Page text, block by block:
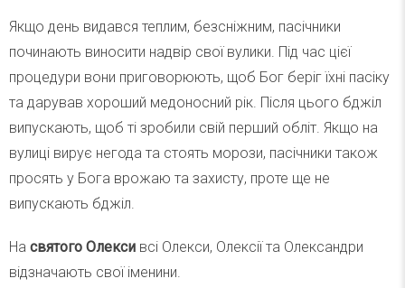
Якщо день видався теплим, безсніжним, пасічники
починають виносити надвір свої вулики. Під час цієї
процедури вони приговорюють, щоб Бог беріг їхні пасіку
та дарував хороший медоносний рік. Після цього бджіл
випускають, щоб ті зробили свій перший обліт. Якщо на
вулиці вирує негода та стоять морози, пасічники також
просять у Бога врожаю та захисту, проте ще не
випускають бджіл.
На святого Олекси всі Олекси, Олексії та Олександри
відзначають свої іменини.